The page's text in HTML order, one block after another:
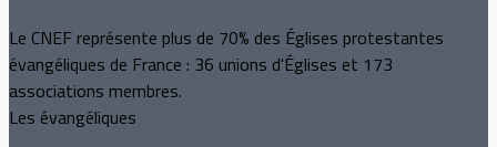
Le CNEF représente plus de 70% des Églises protestantes
évangéliques de France : 36 unions d'Églises et 173
associations membres.
Les évangéliques